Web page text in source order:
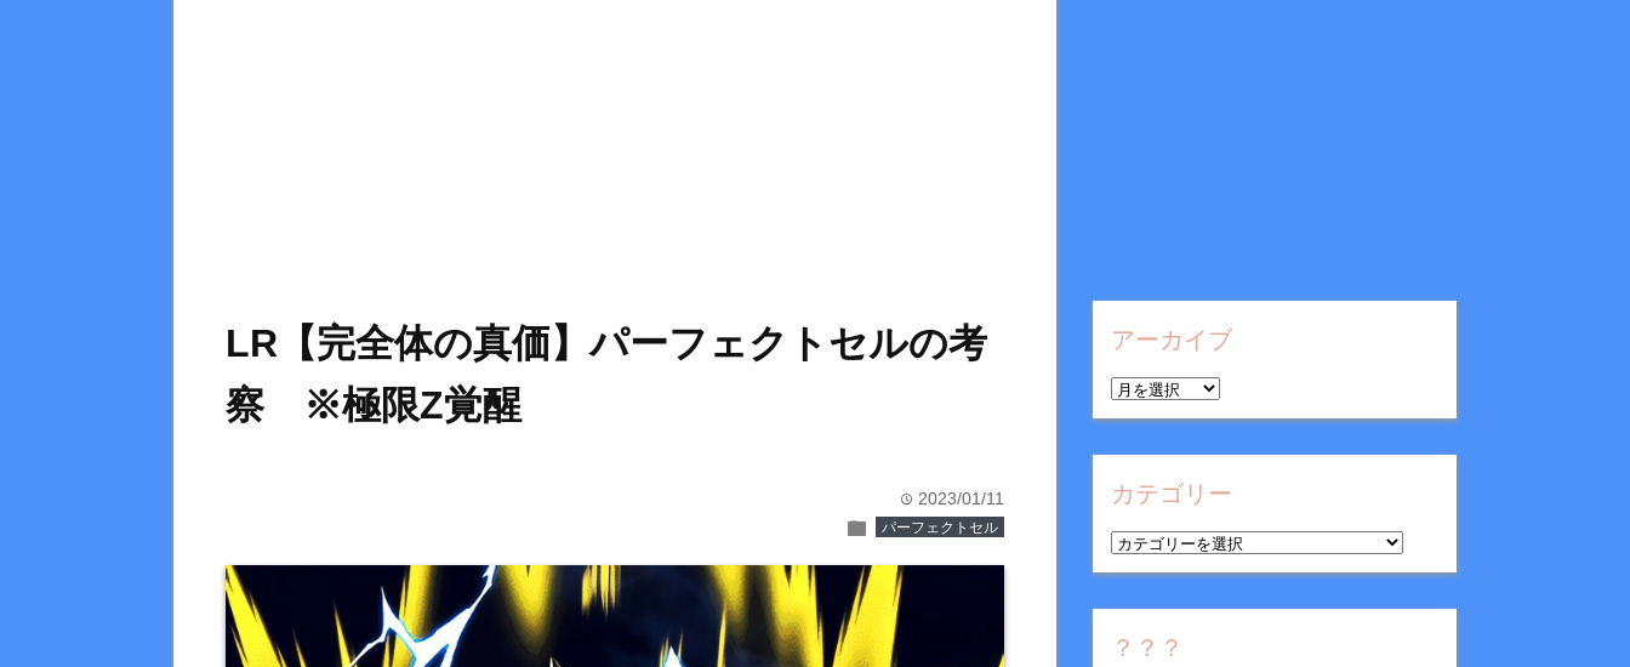
LR【完全体の真価】パーフェクトセルの考
察 ※極限Z覚醒
time 2023/01/11
folder パーフェクトセル
アーカイブ
ア
ー
カ
イ
カテゴリー
カ
テ
ゴ
リ
？？？